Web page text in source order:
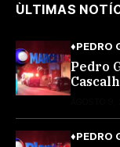
ÙLTIMAS
♦PEDRO
Pedro
♦PEDRO